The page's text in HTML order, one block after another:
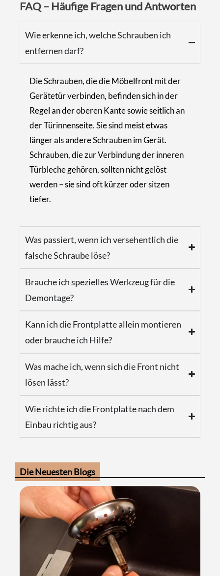
FAQ – Häufige Fragen und Antworten
Wie erkenne ich, welche Schrauben ich
entfernen darf?
Die Schrauben, die die Möbelfront mit der
Gerätetür verbinden, befinden sich in der
Regel an der oberen Kante sowie seitlich an
der Türinnenseite. Sie sind meist etwas
länger als andere Schrauben im Gerät.
Schrauben, die zur Verbindung der inneren
Türbleche gehören, sollten nicht gelöst
werden – sie sind oft kürzer oder sitzen
tiefer.
Was passiert, wenn ich versehentlich die
falsche Schraube löse?
Brauche ich spezielles Werkzeug für die
Demontage?
Kann ich die Frontplatte allein montieren
oder brauche ich Hilfe?
Was mache ich, wenn sich die Front nicht
lösen lässt?
Wie richte ich die Frontplatte nach dem
Einbau richtig aus?
Die Neuesten Blogs